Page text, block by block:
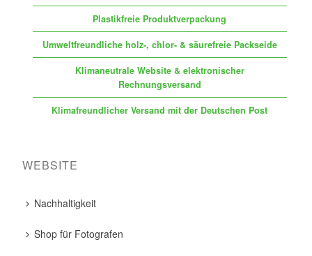
Plastikfreie Produktverpackung
Umweltfreundliche holz-, chlor- & säurefreie Packseide
Klimaneutrale Website & elektronischer
Rechnungsversand
Klimafreundlicher Versand mit der Deutschen Post
WEBSITE
Nachhaltigkeit
Shop für Fotografen